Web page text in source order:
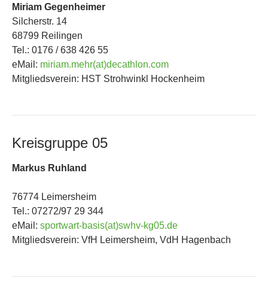
Miriam Gegenheimer
Silcherstr. 14
68799 Reilingen
Tel.: 0176 / 638 426 55
eMail: miriam.mehr(at)decathlon.com
Mitgliedsverein: HST Strohwinkl Hockenheim
Kreisgruppe 05
Markus Ruhland
76774 Leimersheim
Tel.: 07272/97 29 344
eMail: sportwart-basis(at)swhv-kg05.de
Mitgliedsverein: VfH Leimersheim, VdH Hagenbach